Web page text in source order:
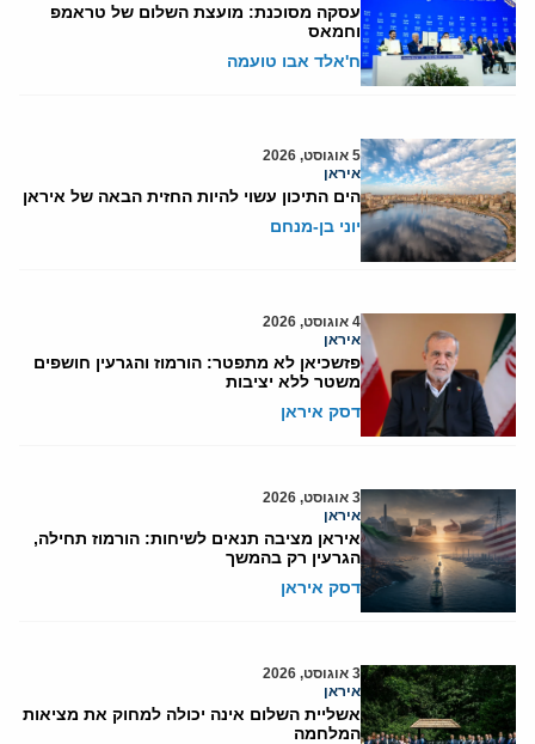
עסקה מסוכנת: מועצת השלום של טראמפ
וחמאס
ח'אלד אבו טועמה
5 אוגוסט, 2026
איראן
הים התיכון עשוי להיות החזית הבאה של איראן
יוני בן-מנחם
4 אוגוסט, 2026
איראן
פזשכיאן לא מתפטר: הורמוז והגרעין חושפים
משטר ללא יציבות
דסק איראן
3 אוגוסט, 2026
איראן
איראן מציבה תנאים לשיחות: הורמוז תחילה,
הגרעין רק בהמשך
דסק איראן
3 אוגוסט, 2026
איראן
אשליית השלום אינה יכולה למחוק את מציאות
המלחמה